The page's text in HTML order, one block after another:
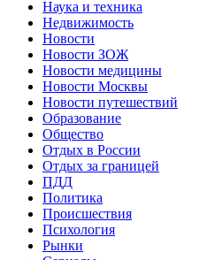
Наука и техника
Недвижимость
Новости
Новости ЗОЖ
Новости медицины
Новости Москвы
Новости путешествий
Образование
Общество
Отдых в России
Отдых за границей
ПДД
Политика
Происшествия
Психология
Рынки